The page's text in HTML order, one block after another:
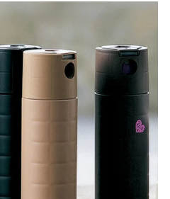
ィース 巻き髪・前髪